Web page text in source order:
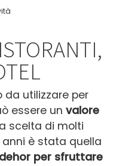
da utilizzare per
essere un valore
scelta di molti
è stata quella
per sfruttare